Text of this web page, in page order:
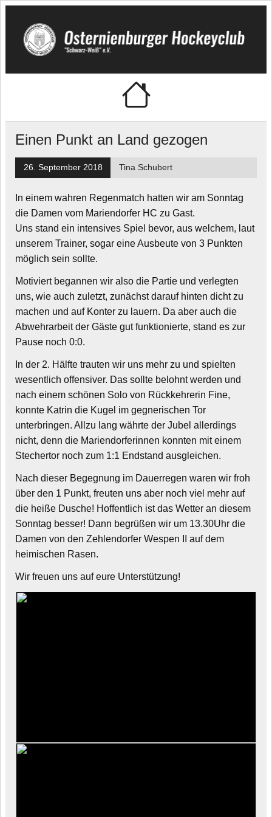
Skip
content
Osternienburger
Hockeyclub
Einen Punkt an Land gezogen
26. September 2018 Tina Schubert
In einem wahren Regenmatch hatten wir am Sonntag
die Damen vom Mariendorfer HC zu Gast.
Uns stand ein intensives Spiel bevor, aus welchem, laut
unserem Trainer, sogar eine Ausbeute von 3 Punkten
möglich sein sollte.
Motiviert begannen wir also die Partie und verlegten
uns, wie auch zuletzt, zunächst darauf hinten dicht zu
machen und auf Konter zu lauern. Da aber auch die
Abwehrarbeit der Gäste gut funktionierte, stand es zur
Pause noch 0:0.
In der 2. Hälfte trauten wir uns mehr zu und spielten
wesentlich offensiver. Das sollte belohnt werden und
nach einem schönen Solo von Rückkehrerin Fine,
konnte Katrin die Kugel im gegnerischen Tor
unterbringen. Allzu lang währte der Jubel allerdings
nicht, denn die Mariendorferinnen konnten mit einem
Stechertor noch zum 1:1 Endstand ausgleichen.
Nach dieser Begegnung im Dauerregen waren wir froh
über den 1 Punkt, freuten uns aber noch viel mehr auf
die heiße Dusche! Hoffentlich ist das Wetter an diesem
Sonntag besser! Dann begrüßen wir um 13.30Uhr die
Damen von den Zehlendorfer Wespen II auf dem
heimischen Rasen.
Wir freuen uns auf eure Unterstützung!